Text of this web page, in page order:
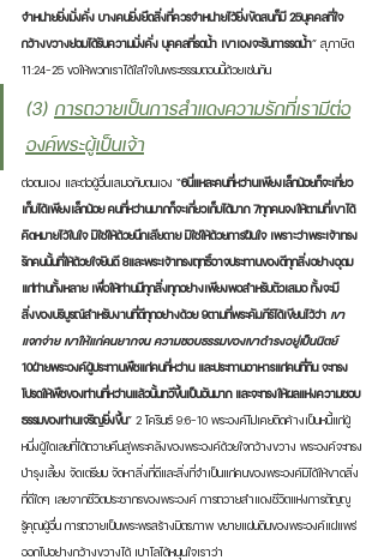
จำหน่ายยิ่งมั่งคั่ง บางคนยิ่งยึดสิ่งที่ควรจำหน่ายไว้ยิ่งขัดสนก็มี 25บุคคลที่ใจ
กว้างขวางย่อมได้รับความมั่งคั่ง บุคคลที่รดน้ำ เขาเองจะรับการรดน้ำ” สุภาษิต
11:24-25 ขอให้พวกเราได้ใส่ใจในพระธรรมตอนนี้ด้วยเช่นกัน
(3) การถวายเป็นการสำแดงความรักที่เรามีต่อ
องค์พระผู้เป็นเจ้า
ต่อตนเอง และต่อผู้อื่นเสมอกับตนเอง “6นี่แหละคนที่หว่านเพียงเล็กน้อยก็จะเกี่ยว
เก็บได้เพียงเล็กน้อย คนที่หว่านมากก็จะเกี่ยวเก็บได้มาก 7ทุกคนจงให้ตามที่เขาได้
คิดหมายไว้ในใจ มิใช่ให้ด้วยนึกเสียดาย มิใช่ให้ด้วยการฝืนใจ เพราะว่าพระเจ้าทรง
รักคนนั้นที่ให้ด้วยใจยินดี 8และพระเจ้าทรงฤทธิ์อาจประทานของดีทุกสิ่งอย่างอุดม
แก่ท่านทั้งหลาย เพื่อให้ท่านมีทุกสิ่งทุกอย่างเพียงพอสำหรับตัวเสมอ ทั้งจะมี
สิ่งของบริบูรณ์สำหรับงานที่ดีทุกอย่างด้วย 9ตามที่พระคัมภีร์ได้เขียนไว้ว่า เขา
แจกจ่าย เขาให้แก่คนยากจน ความชอบธรรมของเขาดำรงอยู่เป็นนิตย์
10ฝ่ายพระองค์ผู้ประทานพืชแก่คนที่หว่าน และประทานอาหารแก่คนที่กิน จะทรง
โปรดให้พืชของท่านที่หว่านแล้วนั้นทวีขึ้นเป็นอันมาก และจะทรงให้ผลแห่งความชอบ
ธรรมของท่านเจริญยิ่งขึ้น” 2 โครินธ์ 9:6-10 พระองค์ไม่เคยติดค้างเป็นหนี้แก่ผู้
หนึ่งผู้ใดเลยที่ได้ถวายคืนสู่พระคลังของพระองค์ด้วยใจกว้างขวาง พระองค์จะทรง
บำรุงเลี้ยง จัดเตรียม จัดหาสิ่งที่ดีและสิ่งที่จำเป็นแก่คนของพระองค์มิได้ให้ขาดสิ่ง
ที่ดีใดๆ เลยจากชีวิตประชากรของพระองค์ การถวายสำแดงชีวิตแห่งการตัญญู
รู้คุณผู้อื่น การถวายเป็นพระพรสร้างมิตรภาพ ขยายแผ่นดินของพระองค์แผ่แพร่
ออกไปอย่างกว้างขวางได้ เปาโลได้หนุนใจเราว่า